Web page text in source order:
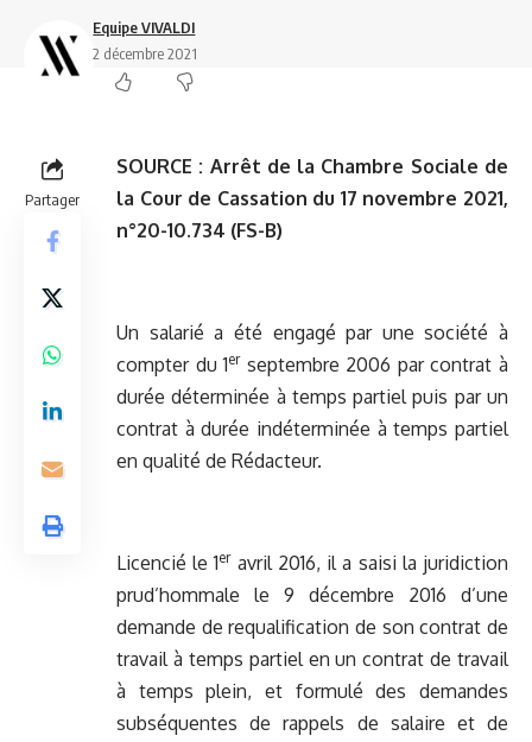
Equipe VIVALDI
2 décembre 2021
Partager
SOURCE : Arrêt de la Chambre Sociale de
la Cour de Cassation du 17 novembre 2021,
n°20-10.734 (FS-B)
Un salarié a été engagé par une société à
compter du 1erseptembre 2006 par contrat à
durée déterminée à temps partiel puis par un
contrat à durée indéterminée à temps partiel
en qualité de Rédacteur.
Licencié le 1eravril 2016, il a saisi la juridiction
prud’hommale le 9 décembre 2016 d’une
demande de requalification de son contrat de
travail à temps partiel en un contrat de travail
à temps plein, et formulé des demandes
subséquentes de rappels de salaire et de